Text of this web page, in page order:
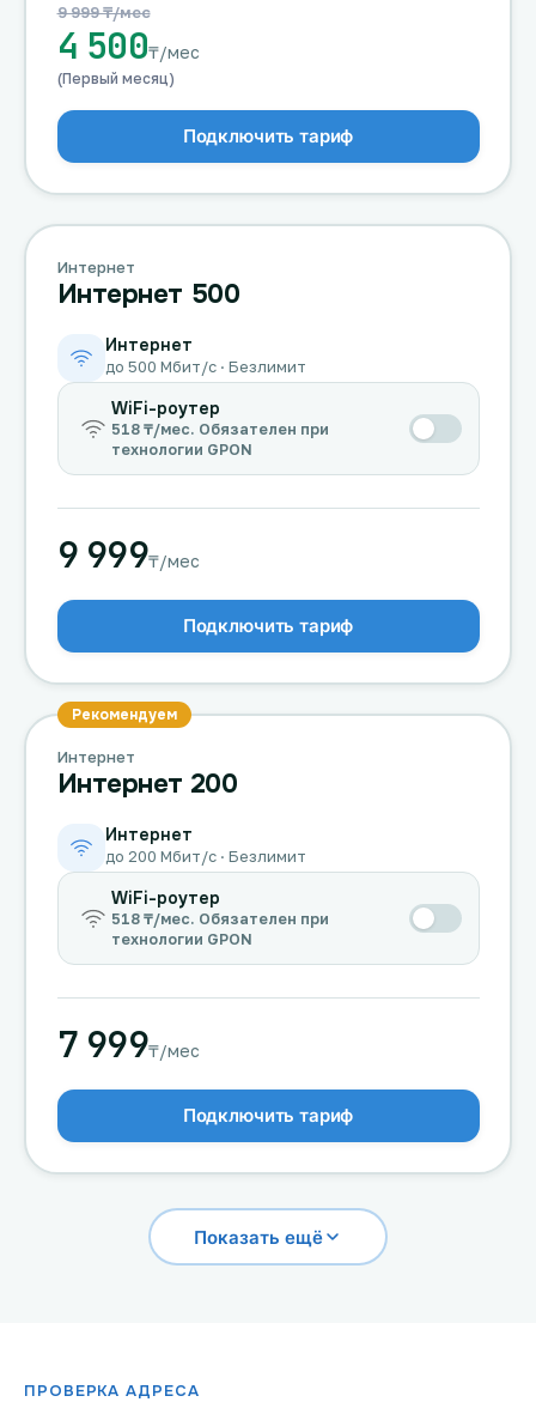
9 999 ₸/мес
4 500₸/мес
(Первый месяц)
Подключить тариф
Интернет
Интернет 500
Интернет
до 500 Мбит/с · Безлимит
WiFi-роутер
518 ₸/мес. Обязателен при
технологии GPON
9 999₸/мес
Подключить тариф
Рекомендуем
Интернет
Интернет 200
Интернет
до 200 Мбит/с · Безлимит
WiFi-роутер
518 ₸/мес. Обязателен при
технологии GPON
7 999₸/мес
Подключить тариф
Показать ещё
ПРОВЕРКА АДРЕСА